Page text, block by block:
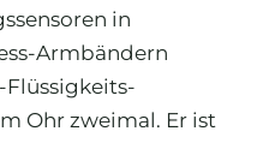
in
Armbändern
Flüssigkeits-
Ohr zweimal. Er ist